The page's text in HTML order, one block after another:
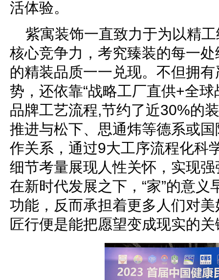
活体验。
紫寓装饰一直致力于为以精
核心竞争力，考究臻装的每一
的精装品质一一兑现。不但拥
势，还依靠“战略工厂直供+全
品牌工艺流程,节约了近30%的
推进与松下、思通炜等德系或
作关系，通过9大工序流程化科
细节考量展现人性关怀，实现
在新时代发展之下，“家”的意
功能，反而承担着更多人们对
匠行便是能把愿望变成现实的关